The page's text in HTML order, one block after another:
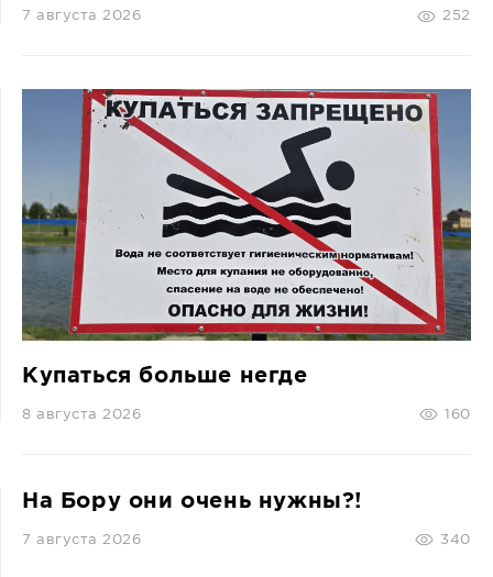
7 августа 2026 252
Купаться больше негде
8 августа 2026 160
На Бору они очень нужны?!
7 августа 2026 340